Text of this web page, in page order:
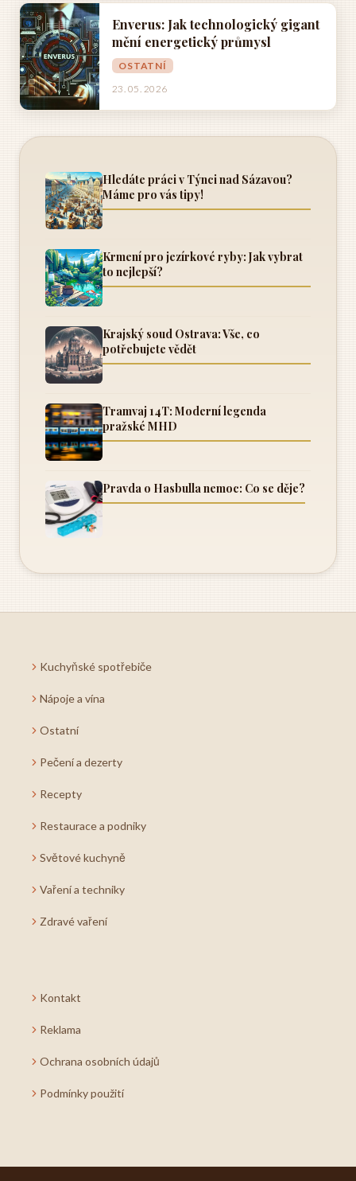
Enverus: Jak technologický gigant
mění energetický průmysl
OSTATNÍ
23. 05. 2026
Hledáte práci v Týnci nad Sázavou?
Máme pro vás tipy!
Krmení pro jezírkové ryby: Jak vybrat
to nejlepší?
Krajský soud Ostrava: Vše, co
potřebujete vědět
Tramvaj 14T: Moderní legenda
pražské MHD
Pravda o Hasbulla nemoc: Co se děje?
Kuchyňské spotřebiče
Nápoje a vína
Ostatní
Pečení a dezerty
Recepty
Restaurace a podniky
Světové kuchyně
Vaření a techniky
Zdravé vaření
Kontakt
Reklama
Ochrana osobních údajů
Podmínky použití